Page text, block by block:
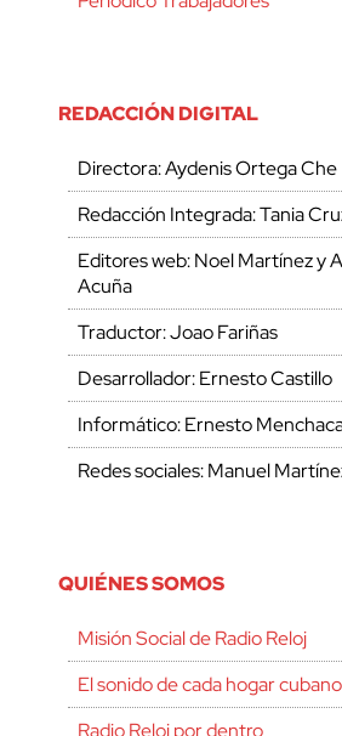
REDACCIÓN DIGITAL
Directora: Aydenis Ortega Che
Redacción Integrada: Tania
Editores web: Noel Martínez y
Acuña
Traductor: Joao Fariñas
Desarrollador: Ernesto Castillo
Informático: Ernesto
Redes sociales: Manuel
QUIÉNES SOMOS
Misión Social de Radio Reloj
El sonido de cada hogar cubano
Radio Reloj por dentro